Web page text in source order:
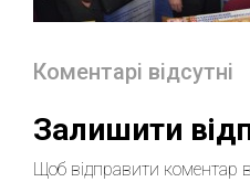
Коментарі відсутні
Залишити
Щоб відправити коментар